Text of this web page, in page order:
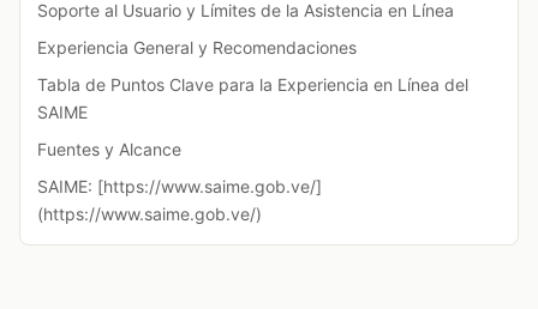
Soporte al Usuario y Límites de la Asistencia en Línea
Experiencia General y Recomendaciones
Tabla de Puntos Clave para la Experiencia en Línea del
SAIME
Fuentes y Alcance
SAIME: [https://www.saime.gob.ve/]
(https://www.saime.gob.ve/)